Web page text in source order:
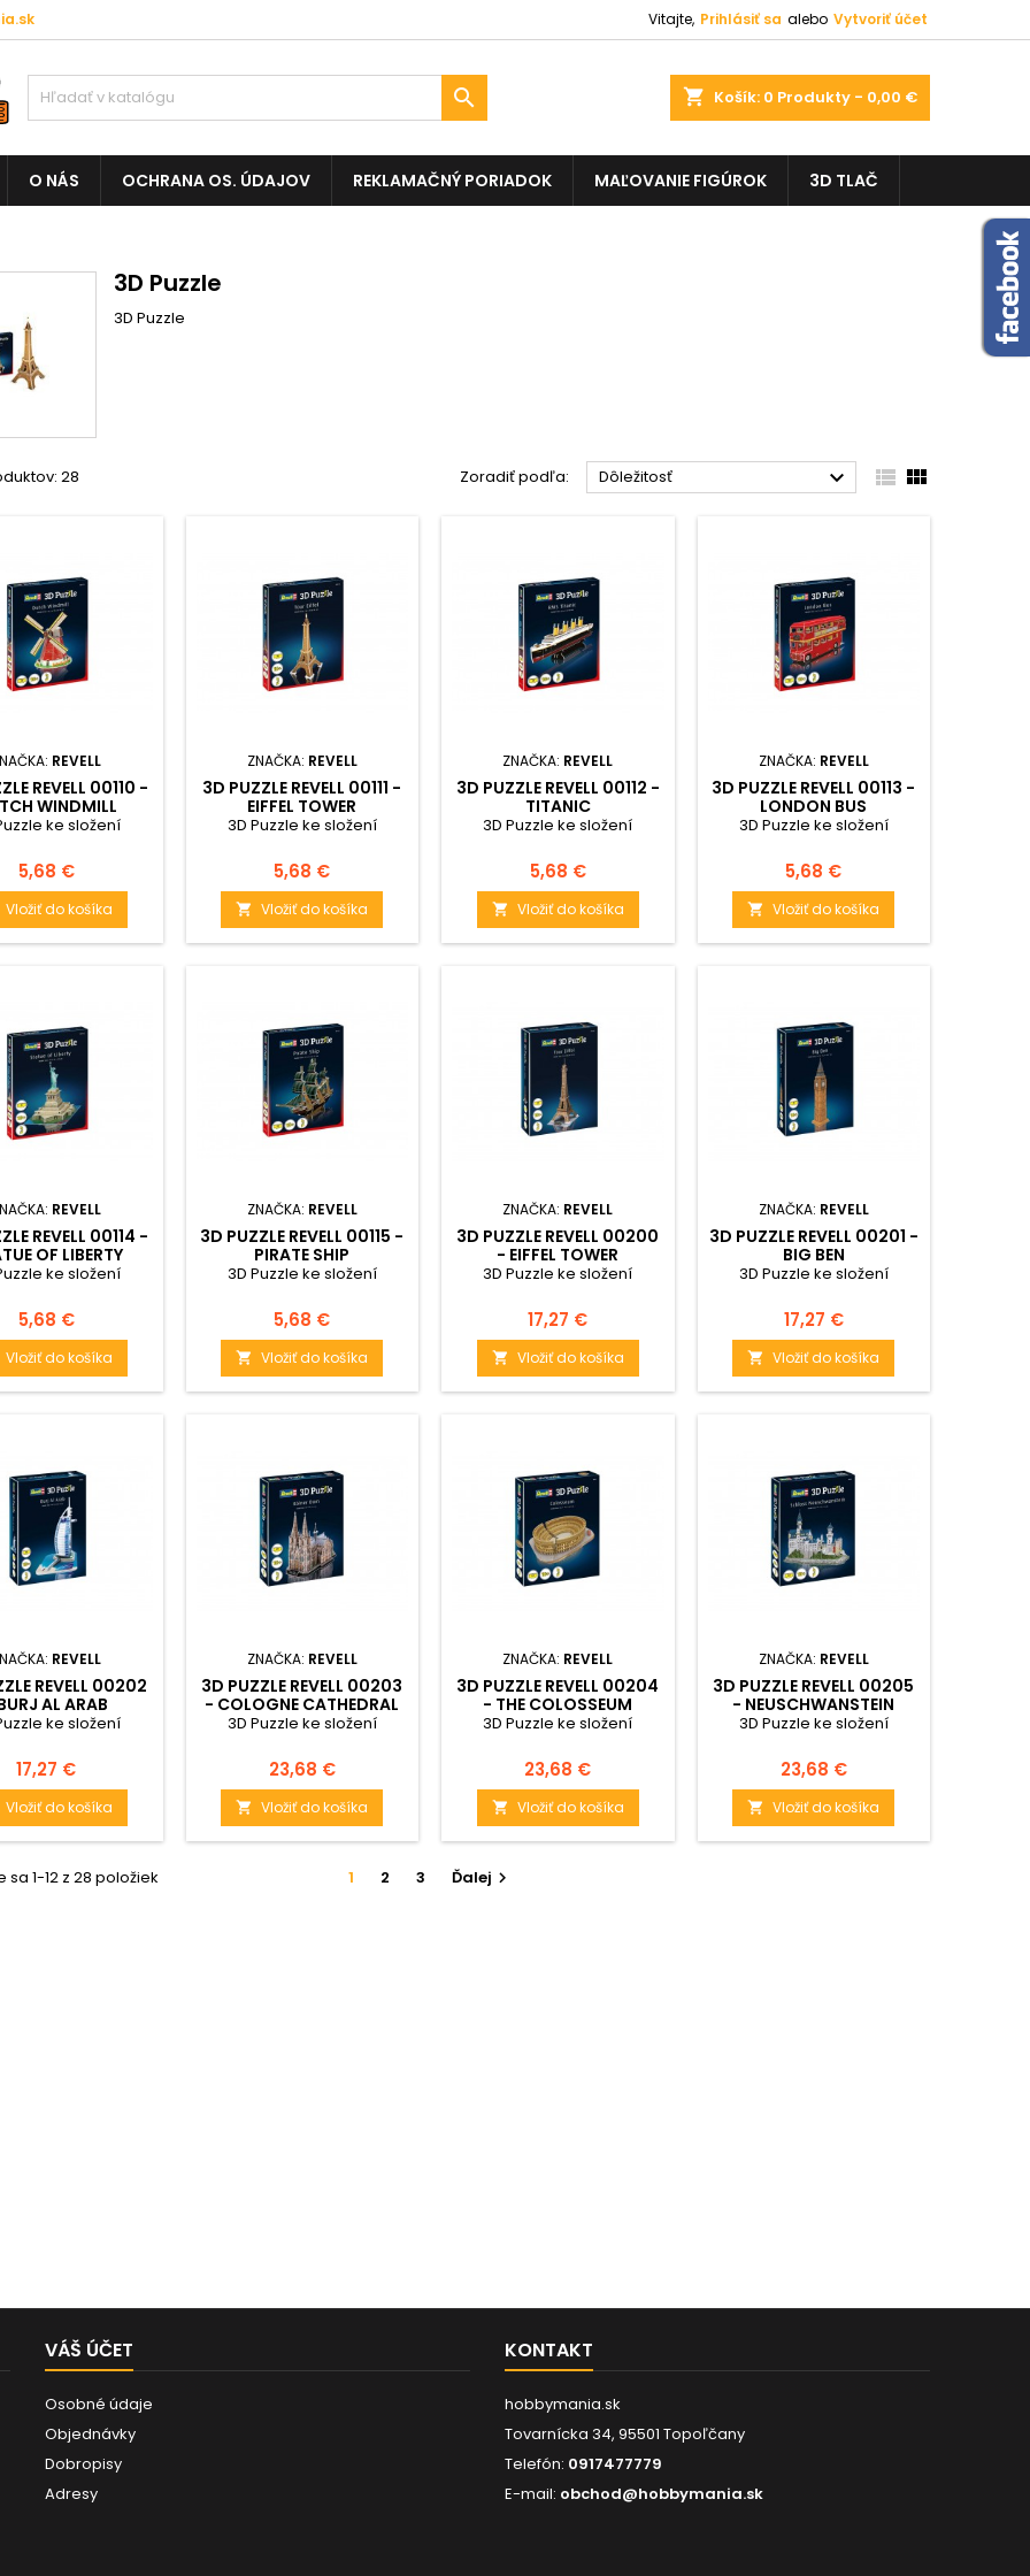
Vitajte, Prihlásiť sa alebo Vytvoriť účet
shopping_cart Košík: 0 Produkty - 0,00 €

O NÁS OCHRANA OS. ÚDAJOV REKLAMAČNÝ PORIADOK MAĽOVANIE FIGÚROK 3D TLAČ
3D Puzzle
3D Puzzle
28 Zoradiť podľa: Dôležitosť   
REVELL
REVELL 00110 -
WINDMILL
ke složení
Cena
5,68 €
Vložiť do košíka
ZNAČKA: REVELL
3D PUZZLE REVELL 00111 -
EIFFEL TOWER
3D Puzzle ke složení
Cena
5,68 €
 Vložiť do košíka
ZNAČKA: REVELL
3D PUZZLE REVELL 00112 -
TITANIC
3D Puzzle ke složení
Cena
5,68 €
 Vložiť do košíka
ZNAČKA: REVELL
3D PUZZLE REVELL 00113 -
LONDON BUS
3D Puzzle ke složení
Cena
5,68 €
 Vložiť do košíka
REVELL
REVELL 00114 -
OF LIBERTY
ke složení
Cena
5,68 €
Vložiť do košíka
ZNAČKA: REVELL
3D PUZZLE REVELL 00115 -
PIRATE SHIP
3D Puzzle ke složení
Cena
5,68 €
 Vložiť do košíka
ZNAČKA: REVELL
3D PUZZLE REVELL 00200
- EIFFEL TOWER
3D Puzzle ke složení
Cena
17,27 €
 Vložiť do košíka
ZNAČKA: REVELL
3D PUZZLE REVELL 00201 -
BIG BEN
3D Puzzle ke složení
Cena
17,27 €
 Vložiť do košíka
REVELL
REVELL 00202
AL ARAB
ke složení
Cena
17,27 €
Vložiť do košíka
ZNAČKA: REVELL
3D PUZZLE REVELL 00203
- COLOGNE CATHEDRAL
3D Puzzle ke složení
Cena
23,68 €
 Vložiť do košíka
ZNAČKA: REVELL
3D PUZZLE REVELL 00204
- THE COLOSSEUM
3D Puzzle ke složení
Cena
23,68 €
 Vložiť do košíka
ZNAČKA: REVELL
3D PUZZLE REVELL 00205
- NEUSCHWANSTEIN
CASTLE
3D Puzzle ke složení
Cena
23,68 €
 Vložiť do košíka
sa 1-12 z 28 položiek 1 2 3 Ďalej 
VÁŠ ÚČET
Osobné údaje
Objednávky
Dobropisy
Adresy
KONTAKT
hobbymania.sk
Tovarnícka 34, 95501 Topoľčany
Telefón: 0917477779
E-mail: obchod@hobbymania.sk